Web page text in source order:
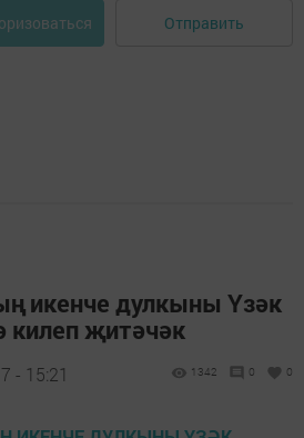
Отправить
икенче дулкыны Үзәк
килеп җитәчәк
- 15:21 1342 0 0